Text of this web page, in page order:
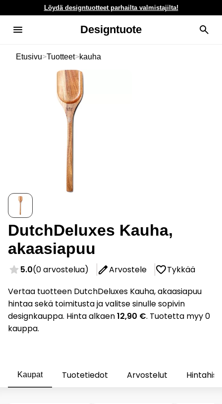
Löydä designtuotteet parhailta valmistajilta!
Designtuote
Etusivu>Tuotteet>kauha
DutchDeluxes Kauha,
akaasiapuu
5.0(0 arvostelua) Arvostele
Tykkää
Vertaa tuotteen DutchDeluxes Kauha, akaasiapuu
hintaa sekä toimitusta ja valitse sinulle sopivin
designkauppa. Hinta alkaen12,90 €. Tuotetta myy 0
kauppa.
Kaupat Tuotetiedot Arvostelut